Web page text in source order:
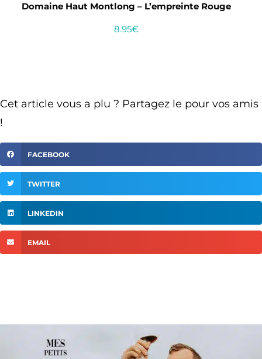
Domaine Haut Montlong – L’empreinte Rouge
8.95€
Cet article vous a plu ? Partagez le pour vos amis
!
FACEBOOK
TWITTER
LINKEDIN
EMAIL